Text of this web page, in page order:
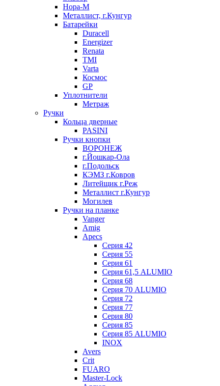
Нора-М
Металлист, г.Кунгур
Батарейки
Duracell
Energizer
Renata
TMI
Varta
Космос
GP
Уплотнители
Метраж
Ручки
Кольца дверные
PASINI
Ручки кнопки
ВОРОНЕЖ
г.Йошкар-Ола
г.Подольск
КЭМЗ г.Ковров
Литейщик г.Реж
Металлист г.Кунгур
Могилев
Ручки на планке
Vanger
Amig
Apecs
Серия 42
Серия 55
Серия 61
Серия 61,5 ALUMIO
Серия 68
Серия 70 ALUMIO
Серия 72
Серия 77
Серия 80
Серия 85
Серия 85 ALUMIO
INOX
Avers
Crit
FUARO
Master-Lock